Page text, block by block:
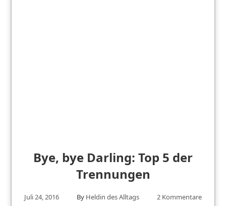
Bye, bye Darling: Top 5 der
Trennungen
Juli 24, 2016 By Heldin des Alltags 2 Kommentare